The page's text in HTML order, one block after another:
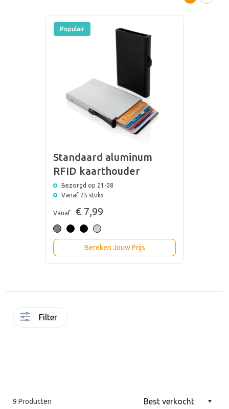
Populair
Standaard aluminum
RFID kaarthouder
Bezorgd op 21-08
Vanaf 25 stuks
Vanaf € 7,99
Bereken Jouw Prijs
Filter
9 Producten